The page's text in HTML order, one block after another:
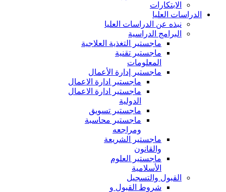
الابتكارات
الدراسات العليا
نبذه عن الدراسات العليا
البرامج الدراسية
ماجستير التغذية العلاجية
ماجستير تقنية
المعلومات
ماجستير إدارة الأعمال
ماجستير ادارة الاعمال
ماجستير ادارة الاعمال
الدولية
ماجستير تسويق
ماجستير محاسبة
ومراجعه
ماجستير الشريعة
والقانون
ماجستير العلوم
الأسلامية
القبول والتسجيل
شروط القبول و